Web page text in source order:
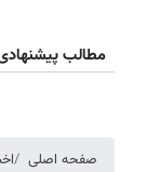
مطالب
صفحه اصلی